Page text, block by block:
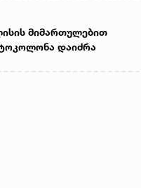
მიმართულებით
დაიძრა